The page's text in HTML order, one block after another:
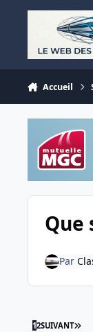
Aller au contenu
Accueil
Que
Par
12SUIVANT